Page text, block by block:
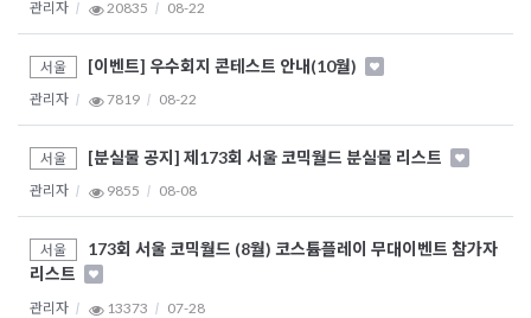
관리자 20835 08-22
서울 [이벤트] 우수회지 콘테스트 안내(10월)
관리자 7819 08-22
서울 [분실물 공지] 제173회 서울 코믹월드 분실물 리스트
관리자 9855 08-08
서울
173회 서울 코믹월드 (8월) 코스튬플레이 무대이벤트 참가자
리스트
관리자 13373 07-28